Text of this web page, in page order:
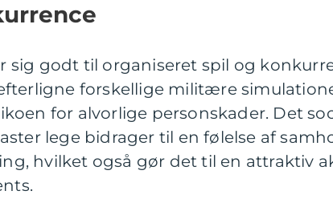
sig godt til organiseret spil og
forskellige militære
for alvorlige personskader. Det
lege bidrager til en følelse af
hvilket også gør det til en attraktiv